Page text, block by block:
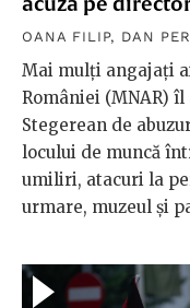
OANA FILIP, DAN
Mai mulți angajați
României (MNAR)
Stegerean de
locului de muncă
umiliri, atacuri la
urmare, muzeul și